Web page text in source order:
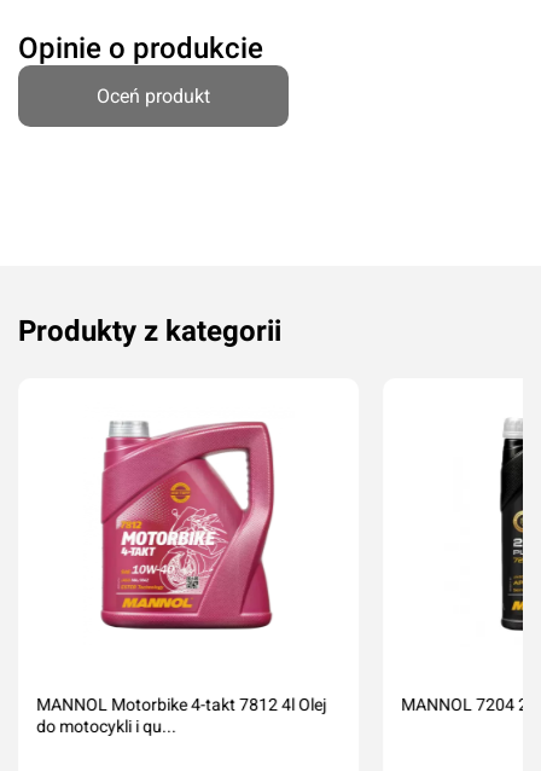
Opinie o produkcie
Oceń produkt
Komentarz*
Anuluj
Produkty z kategorii
MANNOL Motorbike 4-takt 7812 4l Olej
do motocykli i qu...
MANNOL 7204 2-